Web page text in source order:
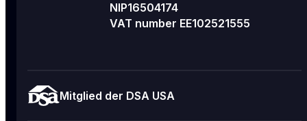
NIP16504174
VAT number EE102521555
Mitglied der DSA USA